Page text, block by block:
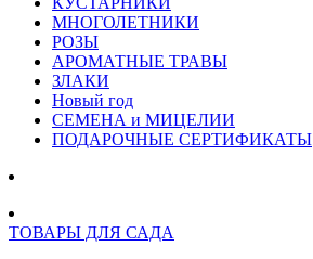
МНОГОЛЕТНИКИ
РОЗЫ
АРОМАТНЫЕ ТРАВЫ
ЗЛАКИ
Новый год
СЕМЕНА и МИЦЕЛИИ
ПОДАРОЧНЫЕ СЕРТИФИКАТЫ
ТОВАРЫ ДЛЯ САДА